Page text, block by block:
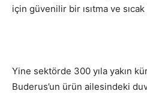
için güvenilir bir ısıtma ve
Yine sektörde 300 yıla yakın
Buderus’un ürün ailesindeki